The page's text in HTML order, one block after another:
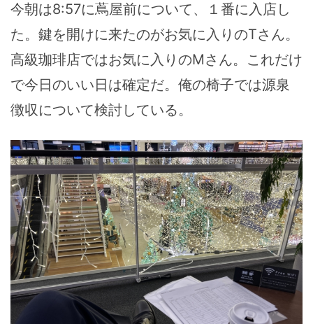
今朝は8:57に蔦屋前について、１番に入店し
た。鍵を開けに来たのがお気に入りのTさん。
高級珈琲店ではお気に入りのMさん。これだけ
で今日のいい日は確定だ。俺の椅子では源泉
徴収について検討している。